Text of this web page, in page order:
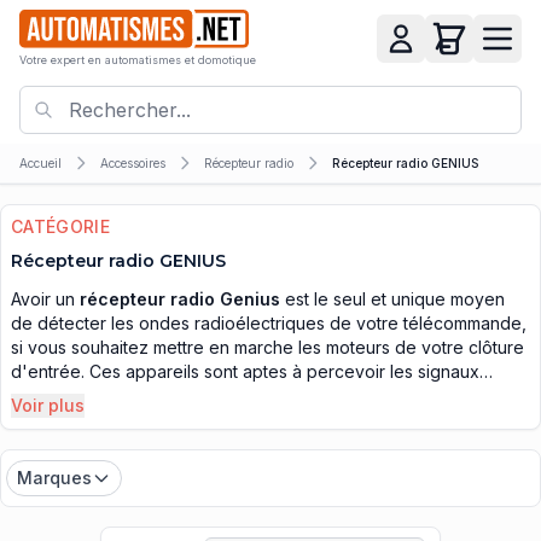
Votre expert en automatismes et domotique
Accueil Accessoires Récepteur radio Récepteur radio GENIUS
CATÉGORIE
Récepteur radio GENIUS
Avoir un récepteur radio Genius est le seul et unique moyen
de détecter les ondes radioélectriques de votre télécommande,
si vous souhaitez mettre en marche les moteurs de votre clôture
d'entrée. Ces appareils sont aptes à percevoir les signaux
radios. Ils sont, toutes proportions gardées, un peu comme les
détecteurs de métaux, qui arrivent à percevoir le métal au
détecteurs objets peuvent découvrir les parties métalliques
contenu dans des objets ou des contenants, tout comme les
Voir plus
Marques